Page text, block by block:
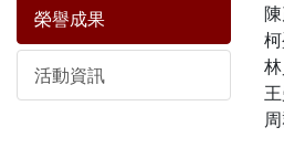
榮譽成果
活動資訊